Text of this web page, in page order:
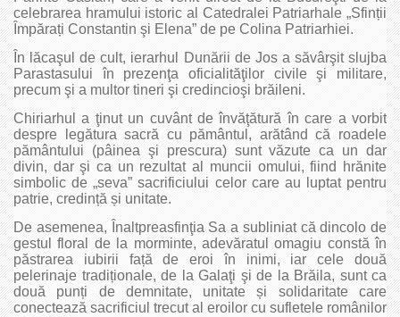
celebrarea hramului istoric al Catedralei Patriarhale „Sfinții
Împărați Constantin şi Elena” de pe Colina Patriarhiei.
În lăcaşul de cult, ierarhul Dunării de Jos a săvârşit slujba
Parastasului în prezenţa oficialităţilor civile şi militare,
precum şi a multor tineri şi credincioşi brăileni.
Chiriarhul a ţinut un cuvânt de învăţătură în care a vorbit
despre legătura sacră cu pământul, arătând că roadele
pământului (pâinea şi prescura) sunt văzute ca un dar
divin, dar şi ca un rezultat al muncii omului, fiind hrănite
simbolic de „seva” sacrificiului celor care au luptat pentru
patrie, credință și unitate.
De asemenea, Înaltpreasfinţia Sa a subliniat că dincolo de
gestul floral de la morminte, adevăratul omagiu constă în
păstrarea iubirii față de eroi în inimi, iar cele două
pelerinaje tradiționale, de la Galaţi şi de la Brăila, sunt ca
două punți de demnitate, unitate și solidaritate care
conectează sacrificiul trecut al eroilor cu sufletele românilor